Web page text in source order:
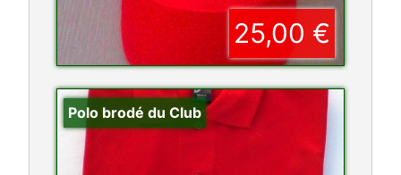
25,00 €
Polo brodé du Club